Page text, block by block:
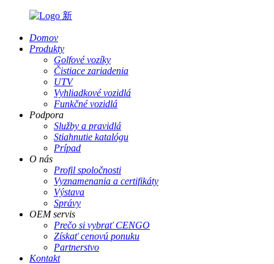
Domov
Produkty
Golfové vozíky
Čistiace zariadenia
UTV
Vyhliadkové vozidlá
Funkčné vozidlá
Podpora
Služby a pravidlá
Stiahnutie katalógu
Prípad
O nás
Profil spoločnosti
Vyznamenania a certifikáty
Výstava
Správy
OEM servis
Prečo si vybrať CENGO
Získať cenovú ponuku
Partnerstvo
Kontakt